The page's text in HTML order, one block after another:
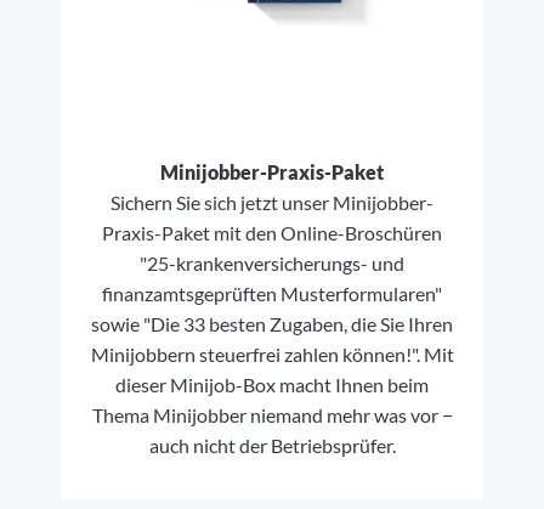
Minijobber-Praxis-Paket
Sichern Sie sich jetzt unser Minijobber-
Praxis-Paket mit den Online-Broschüren
"25-krankenversicherungs- und
finanzamtsgeprüften Musterformularen"
sowie "Die 33 besten Zugaben, die Sie Ihren
Minijobbern steuerfrei zahlen können!". Mit
dieser Minijob-Box macht Ihnen beim
Thema Minijobber niemand mehr was vor −
auch nicht der Betriebsprüfer.